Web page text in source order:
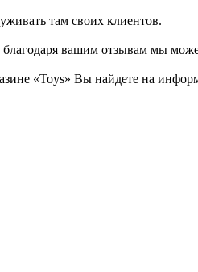
там своих клиентов.
вашим отзывам мы
«Toys» Вы найдете на